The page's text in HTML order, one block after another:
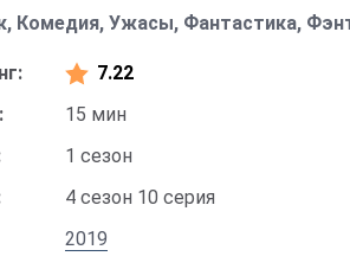
Комедия, Ужасы, Фантастика,
7.22
15 мин
1 сезон
4 сезон 10 серия
2019